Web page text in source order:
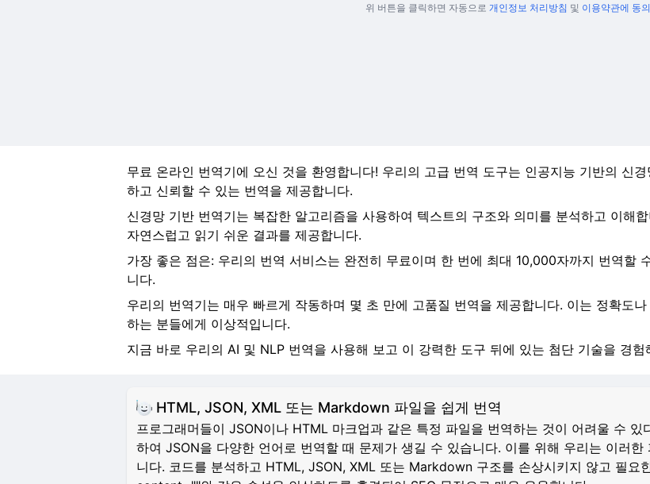
위 버튼을 클릭하면 자동으로 개인정보 처리방침 및 이용약관에 동
무료 온라인 번역기에 오신 것을 환영합니다! 우리의 고급 번역 도구는 인공지능 기반의 신
하고 신뢰할 수 있는 번역을 제공합니다.
신경망 기반 번역기는 복잡한 알고리즘을 사용하여 텍스트의 구조와 의미를 분석하고 이해
자연스럽고 읽기 쉬운 결과를 제공합니다.
가장 좋은 점은: 우리의 번역 서비스는 완전히 무료이며 한 번에 최대 10,000자까지 번역할
니다.
우리의 번역기는 매우 빠르게 작동하며 몇 초 만에 고품질 번역을 제공합니다. 이는 정확도
하는 분들에게 이상적입니다.
지금 바로 우리의 AI 및 NLP 번역을 사용해 보고 이 강력한 도구 뒤에 있는 첨단 기술을 경험
HTML, JSON, XML 또는 Markdown 파일을 쉽게 번역
프로그래머들이 JSON이나 HTML 마크업과 같은 특정 파일을 번역하는 것이 어려울 수
하여 JSON을 다양한 언어로 번역할 때 문제가 생길 수 있습니다. 이를 위해 우리는 이러
니다. 코드를 분석하고 HTML, JSON, XML 또는 Markdown 구조를 손상시키지 않고 필